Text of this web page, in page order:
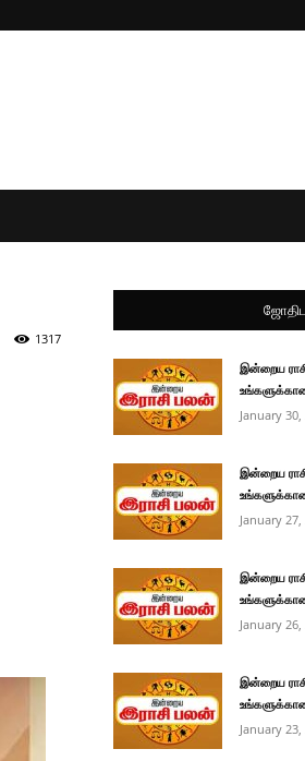
1317
இன்றைய
January 30,
இன்றைய
January 27,
இன்றைய
January 26,
இன்றைய
January 23,